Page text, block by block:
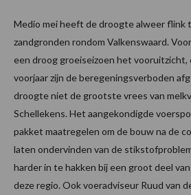
Medio mei heeft de droogte alweer flink
zandgronden rondom Valkenswaard.
een droog groeiseizoen het vooruitzicht,
voorjaar zijn de beregeningsverboden
droogte niet de grootste vrees van
Schellekens. Het aangekondigde
pakket maatregelen om de bouw na de
laten ondervinden van de
harder in te hakken bij een groot deel
deze regio. Ook voeradviseur Ruud van